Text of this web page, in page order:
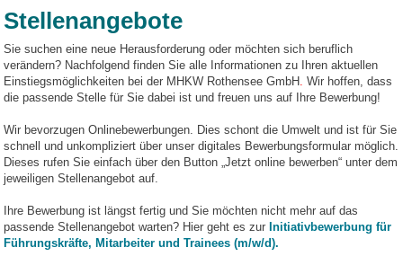
Stellenangebote
Sie suchen eine neue Herausforderung oder möchten sich beruflich
verändern? Nachfolgend finden Sie alle Informationen zu Ihren aktuellen
Einstiegsmöglichkeiten bei der MHKW Rothensee GmbH .Wir hoffen, dass
die passende Stelle für Sie dabei ist und freuen uns auf Ihre Bewerbung!
Wir bevorzugen Onlinebewerbungen. Dies schont die Umwelt und ist für Sie
schnell und unkompliziert über unser digitales Bewerbungsformular möglich.
Dieses rufen Sie einfach über den Button „Jetzt online bewerben“ unter dem
jeweiligen Stellenangebot auf.
Ihre Bewerbung ist längst fertig und Sie möchten nicht mehr auf das
passende Stellenangebot warten? Hier geht es zur Initiativbewerbung für
Führungskräfte, Mitarbeiter und Trainees (m/w/d).